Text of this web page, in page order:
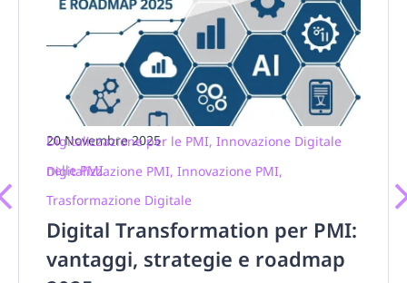
20 Novembre 2025
Digitalizzazione per le PMI, Innovazione Digitale
nelle PMI
Digitalizzazione PMI, Innovazione PMI,
Trasformazione Digitale
Digital Transformation per PMI:
vantaggi, strategie e roadmap